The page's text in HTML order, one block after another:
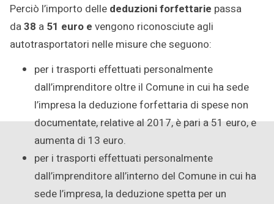
Perciò l’importo delle deduzioni forfettarie passa
da38 a 51 euro e vengono riconosciute agli
autotrasportatori nelle misure che seguono:
per i trasporti effettuati personalmente
dall’imprenditore oltre il Comune in cui ha sede
l’impresa la deduzione forfettaria di spese non
documentate, relative al 2017, è pari a 51 euro, e
aumenta di 13 euro.
per i trasporti effettuati personalmente
dall’imprenditore all’interno del Comune in cui ha
sede l’impresa, la deduzione spetta per un